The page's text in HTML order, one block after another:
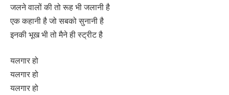
जलने वालों की तो रूह भी जलानी है
एक कहानी है जो सबको सुनानी है
इनकी भूख भी तो मैने ही स्ट्रीट है
यलगार हो
यलगार हो
यलगार हो